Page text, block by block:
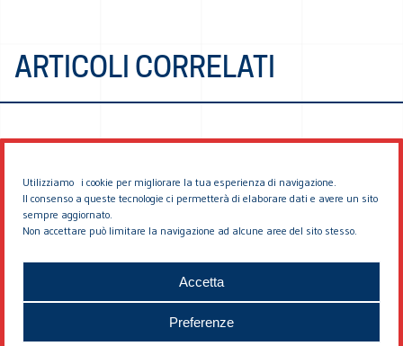
Utilizziamo i cookie per migliorare la tua esperienza di navigazione.
Il consenso a queste tecnologie ci permetterà di elaborare dati e avere un sito
sempre aggiornato.
Non accettare può limitare la navigazione ad alcune aree del sito stesso.
Accetta
Preferenze
ARTICOLI CORRELATI
© 2026 EDDYBURG